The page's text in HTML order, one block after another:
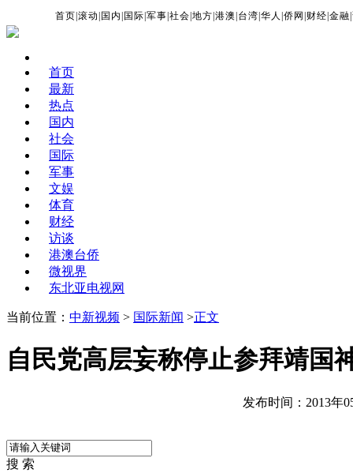
首页 |滚动 国内 国际 |军事 |社会 |地方 |港澳 台湾 |华人 |侨网 财经 |金融 |
首页
最新
热点
国内
社会
国际
军事
文娱
体育
财经
访谈
港澳台侨
微视界
东北亚电视网
当前位置： 中新视频 > 国际新闻 >正文
自民党高层妄称停止参拜靖国
发布时间：2013年
搜 索